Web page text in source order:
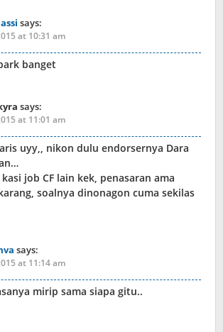
says:
at 10:31 am
banget
says:
at 11:01 am
uyy,, nikon dulu endorsernya Dara
job CF lain kek, penasaran ama
soalnya dinonagon cuma sekilas
says:
at 11:14 am
mirip sama siapa gitu..